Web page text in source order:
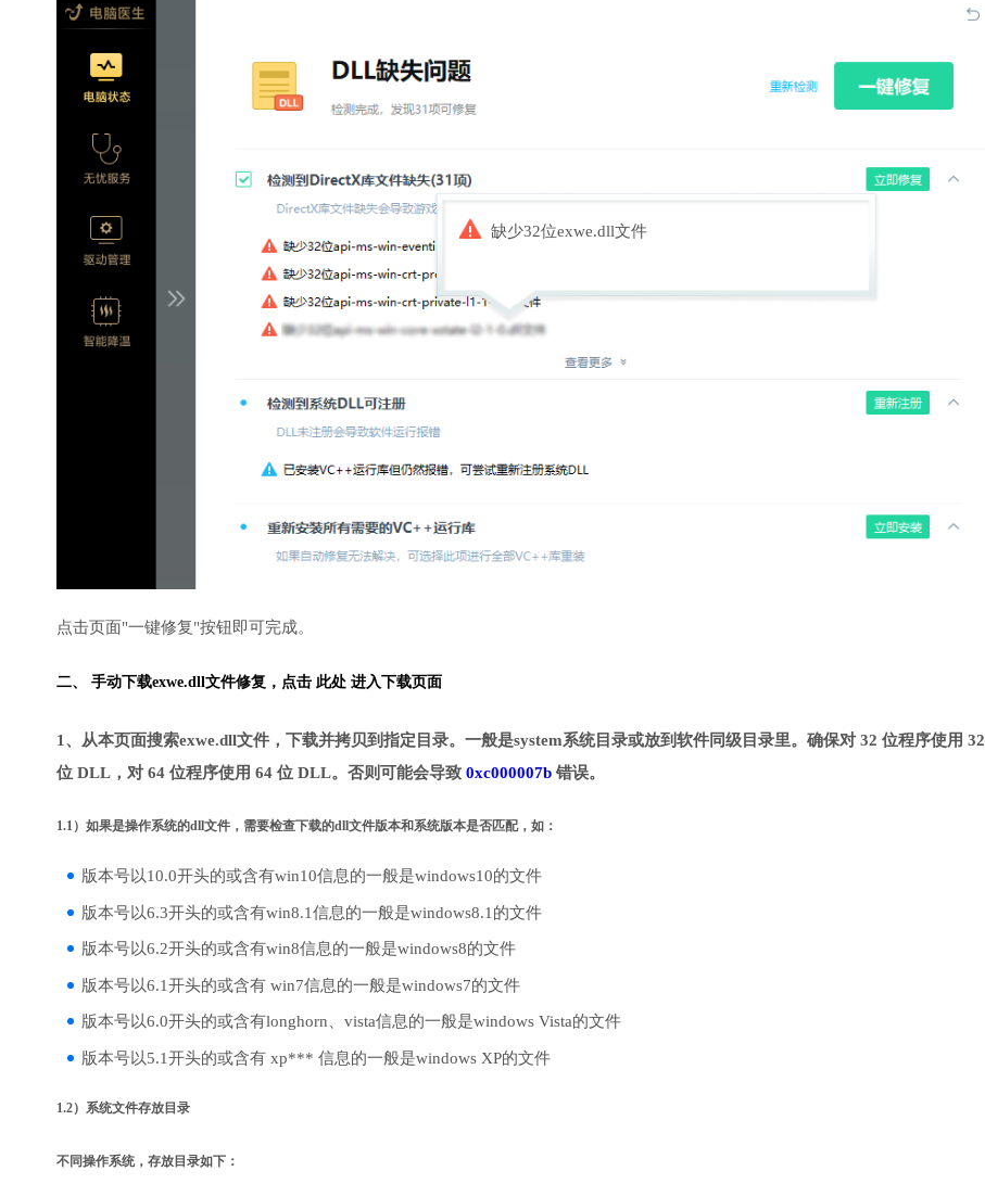
缺少32位exwe.dll文件
点击页面"一键修复"按钮即可完成。
二、 手动下载exwe.dll文件修复， 点击 此处 进入下载页面
1、从本页面搜索exwe.dll文件，下载并拷贝到指定目录。一般是system系统目录或放到软件同级目录里。确保对 32 位程序使用 32
位 DLL，对 64 位程序使用 64 位 DLL。否则可能会导致 0xc000007b 错误。
1.1）如果是操作系统的dll文件，需要检查下载的dll文件版本和系统版本是否匹配，如：
版本号以10.0开头的或含有win10信息的一般是windows10的文件
版本号以6.3开头的或含有win8.1信息的一般是windows8.1的文件
版本号以6.2开头的或含有win8信息的一般是windows8的文件
版本号以6.1开头的或含有 win7信息的一般是windows7的文件
版本号以6.0开头的或含有longhorn、vista信息的一般是windows Vista的文件
版本号以5.1开头的或含有 xp*** 信息的一般是windows XP的文件
1.2）系统文件存放目录
不同操作系统，存放目录如下：